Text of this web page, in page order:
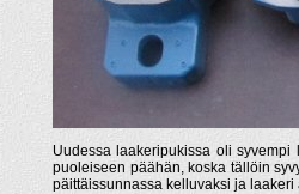
Uudessa laakeripukissa oli
puoleiseen päähän, koska tällöin
päittäissunnassa kelluvaksi ja